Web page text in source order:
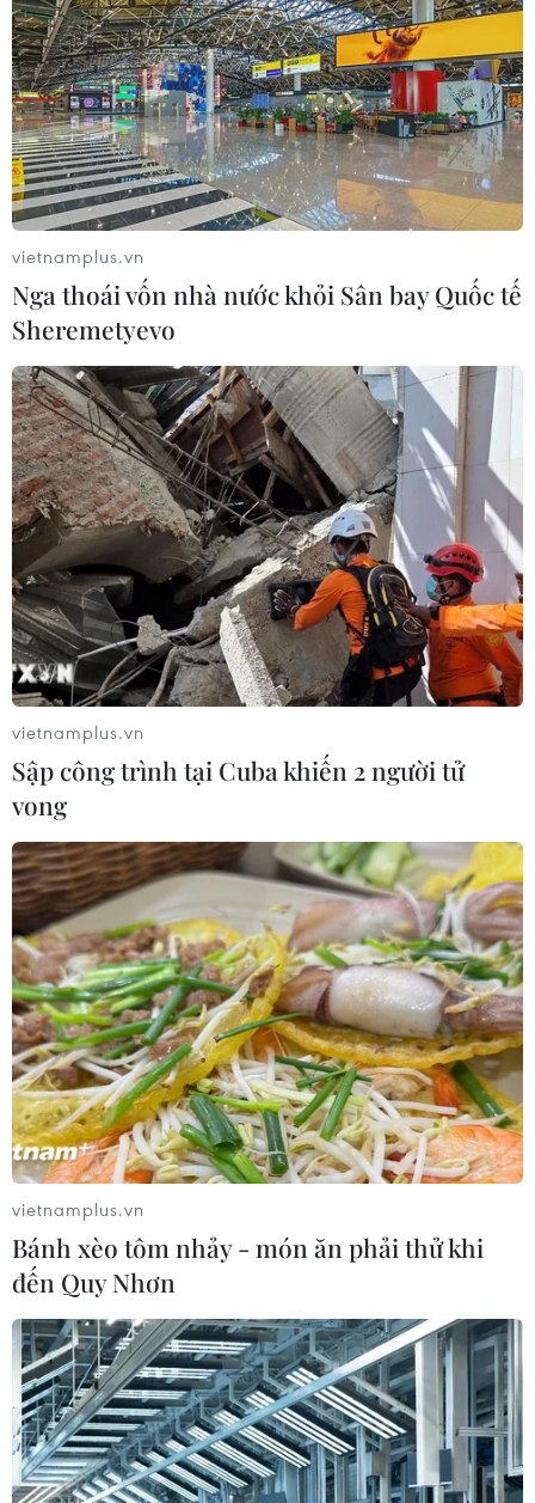
Chính thức ngừng sử dụng
thẻ Bảo hiểm y tế giấy từ ngày 1/6/2025
01/06/2025 01:17
Để sử dụng ứng dụng VNeID hoặc VssID thay cho thẻ
bảo hiểm y tế giấy, người dân có thể tự tích hợp thẻ bảo
hiểm y tế vào các ứng dụng này theo các bước đơn
giản.
vietnamplus.vn
Nga thoái vốn nhà nước khỏi Sân bay Quốc tế
Sheremetyevo
vietnamplus.vn
Sập công trình tại Cuba khiến 2 người tử
vong
vietnamplus.vn
Bánh xèo tôm nhảy - món ăn phải thử khi
đến Quy Nhơn